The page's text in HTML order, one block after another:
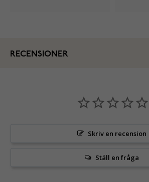
RECENSIONER
Skriv en recension
Ställ en fråga